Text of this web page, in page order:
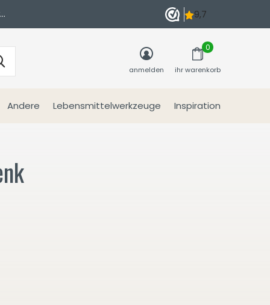
Andere Lebensmittelwerkzeuge Inspiration
anmelden ihr warenkorb
0